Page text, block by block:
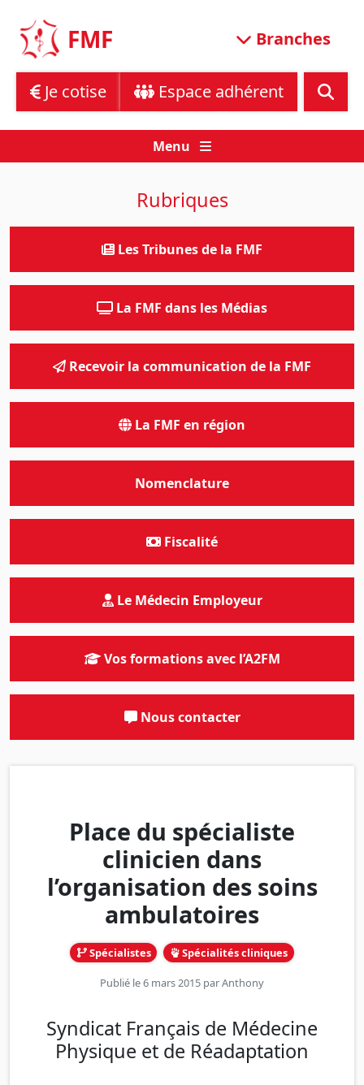
content
FMF Branches
Je cotise Espace adhérent
Menu
Place du spécialiste
clinicien dans
l’organisation des soins
ambulatoires
Spécialistes Spécialités cliniques
Publié le 6 mars 2015 parAnthony
Syndicat Français de Médecine
Physique et de Réadaptation
Rubriques
Les Tribunes de la FMF
La FMF dans les Médias
Recevoir la communication de la FMF
La FMF en région
Nomenclature
Fiscalité
Le Médecin Employeur
Vos formations avec l’A2FM
Nous contacter